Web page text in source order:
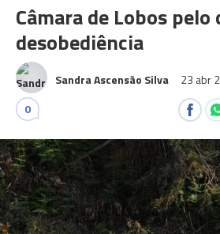
Câmara de Lobos pelo
desobediência
Sandra Ascensão Silva 23 abr
0